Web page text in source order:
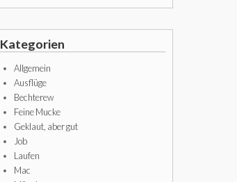
Kategorien
Allgemein
Ausflüge
Bechterew
Feine Mucke
Geklaut, aber gut
Job
Laufen
Mac